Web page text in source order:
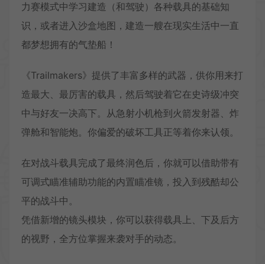
力赛模式中学习建造（和驾驶）各种载具的基础知
识，或者进入沙盒地图，建造一艘在现实生活中一直
都梦想拥有的气垫船！
《Trailmakers》提供了丰富多样的武器，供你用来打
造最大、最厉害的载具，然后驾驶着它在史诗级冲突
中与好友一决高下。从急射小机枪到火箭发射器、炸
弹舱和智能炮。你偏爱的破坏工具正等着你来认领。
在对战斗载具完成了最终润色后，你就可以借助带有
可调式瞄准辅助功能的内置瞄准镜，投入到残酷却公
平的战斗中。
凭借新增的镜头模块，你可以获得载具上、下及后方
的视野，全方位掌握来袭对手的动态。